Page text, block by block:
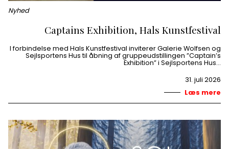
Nyhed
Captains Exhibition, Hals Kunstfestival
I forbindelse med Hals Kunstfestival inviterer Galerie Wolfsen og
Sejlsportens Hus til åbning af gruppeudstillingen ”Captain’s
Exhibition” i Sejlsportens Hus…
31. juli 2026
Læs mere